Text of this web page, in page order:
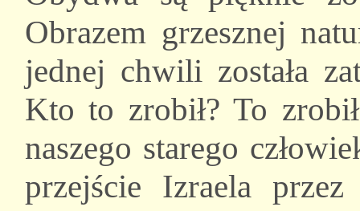
Obrazem grzesznej
jednej chwili została
Kto to zrobił? To
naszego starego
przejście Izraela